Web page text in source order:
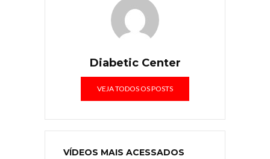
Diabetic Center
VEJA TODOS OS POSTS
VÍDEOS MAIS ACESSADOS